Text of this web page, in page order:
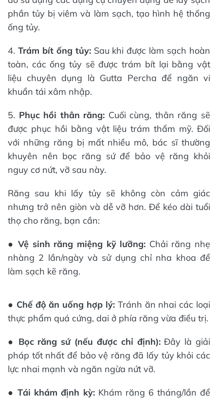
phần tủy bị viêm và làm sạch, tạo hình hệ thống
ống tủy.
4. Trám bít ống tủy:Sau khi được làm sạch hoàn
toàn, các ống tủy sẽ được trám bít lại bằng vật
liệu chuyên dụng là Gutta Percha để ngăn vi
khuẩn tái xâm nhập.
5. Phục hồi thân răng: Cuối cùng, thân răng sẽ
được phục hồi bằng vật liệu trám thẩm mỹ. Đối
với những răng bị mất nhiều mô, bác sĩ thường
khuyên nên bọc răng sứ để bảo vệ răng khỏi
nguy cơ nứt, vỡ sau này.
Răng sau khi lấy tủy sẽ không còn cảm giác
nhưng trở nên giòn và dễ vỡ hơn. Để kéo dài tuổi
thọ cho răng, bạn cần:
●Vệ sinh răng miệng kỹ lưỡng: Chải răng nhẹ
nhàng 2 lần/ngày và sử dụng chỉ nha khoa để
làm sạch kẽ răng.
● Chế độ ăn uống hợp lý:Tránh ăn nhai các loại
thực phẩm quá cứng, dai ở phía răng vừa điều trị.
● Bọc răng sứ (nếu được chỉ định):Đây là giải
pháp tốt nhất để bảo vệ răng đã lấy tủy khỏi các
lực nhai mạnh và ngăn ngừa nứt vỡ.
●Tái khám định kỳ:Khám răng 6 tháng/lần để